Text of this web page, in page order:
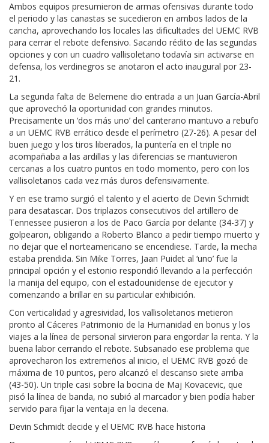
Ambos equipos presumieron de armas ofensivas durante todo
el periodo y las canastas se sucedieron en ambos lados de la
cancha, aprovechando los locales las dificultades del UEMC RVB
para cerrar el rebote defensivo. Sacando rédito de las segundas
opciones y con un cuadro vallisoletano todavía sin activarse en
defensa, los verdinegros se anotaron el acto inaugural por 23-
21.
La segunda falta de Belemene dio entrada a un Juan García-Abril
que aprovechó la oportunidad con grandes minutos.
Precisamente un ‘dos más uno’ del canterano mantuvo a rebufo
a un UEMC RVB errático desde el perímetro (27-26). A pesar del
buen juego y los tiros liberados, la puntería en el triple no
acompañaba a las ardillas y las diferencias se mantuvieron
cercanas a los cuatro puntos en todo momento, pero con los
vallisoletanos cada vez más duros defensivamente.
Y en ese tramo surgió el talento y el acierto de Devin Schmidt
para desatascar. Dos triplazos consecutivos del artillero de
Tennessee pusieron a los de Paco García por delante (34-37) y
golpearon, obligando a Roberto Blanco a pedir tiempo muerto y
no dejar que el norteamericano se encendiese. Tarde, la mecha
estaba prendida. Sin Mike Torres, Jaan Puidet al ‘uno’ fue la
principal opción y el estonio respondió llevando a la perfección
la manija del equipo, con el estadounidense de ejecutor y
comenzando a brillar en su particular exhibición.
Con verticalidad y agresividad, los vallisoletanos metieron
pronto al Cáceres Patrimonio de la Humanidad en bonus y los
viajes a la línea de personal sirvieron para engordar la renta. Y la
buena labor cerrando el rebote. Subsanado ese problema que
aprovecharon los extremeños al inicio, el UEMC RVB gozó de
máxima de 10 puntos, pero alcanzó el descanso siete arriba
(43-50). Un triple casi sobre la bocina de Maj Kovacevic, que
pisó la línea de banda, no subió al marcador y bien podía haber
servido para fijar la ventaja en la decena.
Devin Schmidt decide y el UEMC RVB hace historia